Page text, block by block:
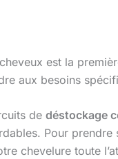
est la
aux besoins
de déstockage
Pour
chevelure toute